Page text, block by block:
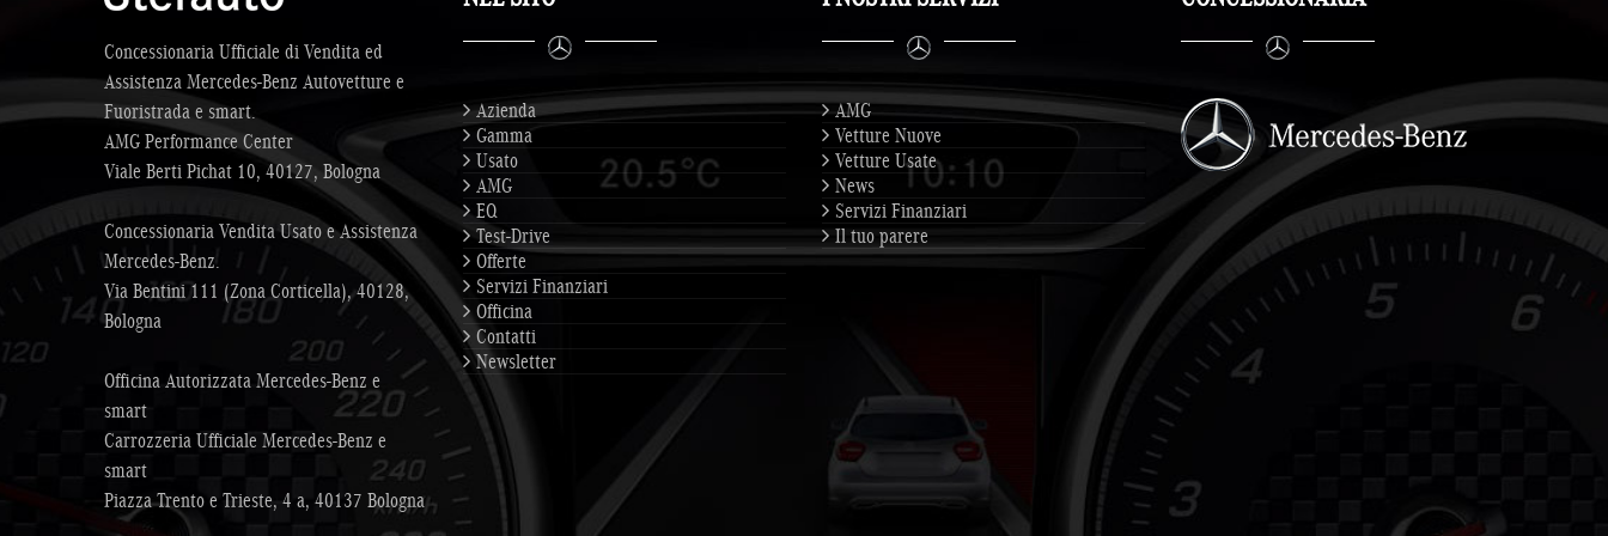
Concessionaria Ufficiale di Vendita ed
Assistenza Mercedes-Benz Autovetture e
Fuoristrada e smart.
AMG Performance Center
Viale Berti Pichat 10, 40127, Bologna
Concessionaria Vendita Usato e Assistenza
Mercedes-Benz.
Via Bentini 111 (Zona Corticella), 40128,
Bologna
Officina Autorizzata Mercedes-Benz e
smart
Carrozzeria Ufficiale Mercedes-Benz e
smart
Piazza Trento e Trieste, 4 a, 40137 Bologna
Azienda
Gamma
Usato
AMG
EQ
Test-Drive
Offerte
Servizi Finanziari
Officina
Contatti
Newsletter
AMG
Vetture Nuove
Vetture Usate
News
Servizi Finanziari
Il tuo parere